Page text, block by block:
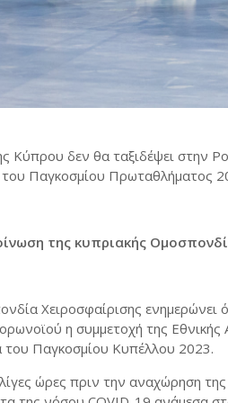
Κύπρου δεν θα ταξιδέψει στην
Παγκοσμίου Πρωταθλήματος
της κυπριακής
Χειροσφαίρισης
η συμμετοχή της
του Παγκοσμίου Κυπέλλου 2023.
ώρες πριν την αναχώρηση